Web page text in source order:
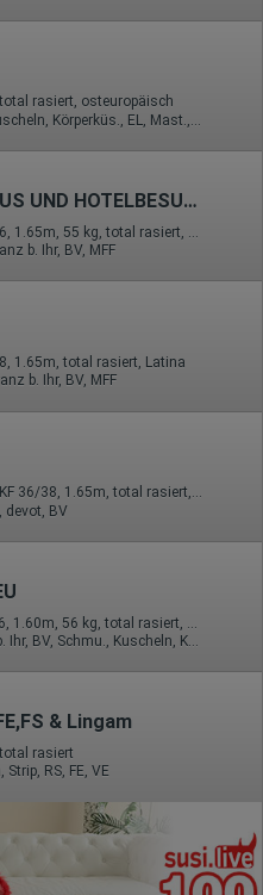
rasiert, osteuropäisch
Marie NUR HAUS UND HOTELBESUCHE
b. Ihr, BV, MFF
1.65m, total rasiert, Latina
b. Ihr, BV, MFF
20 Jahre, 95E(DD), KF 36/38, 1.65m, total rasiert, Latina
devot, BV
ZK, 69, GF6, Franz b. Ihr, BV, Schmu., Kuscheln, Körperküs.
& Lingam
rasiert
Strip, RS, FE, VE